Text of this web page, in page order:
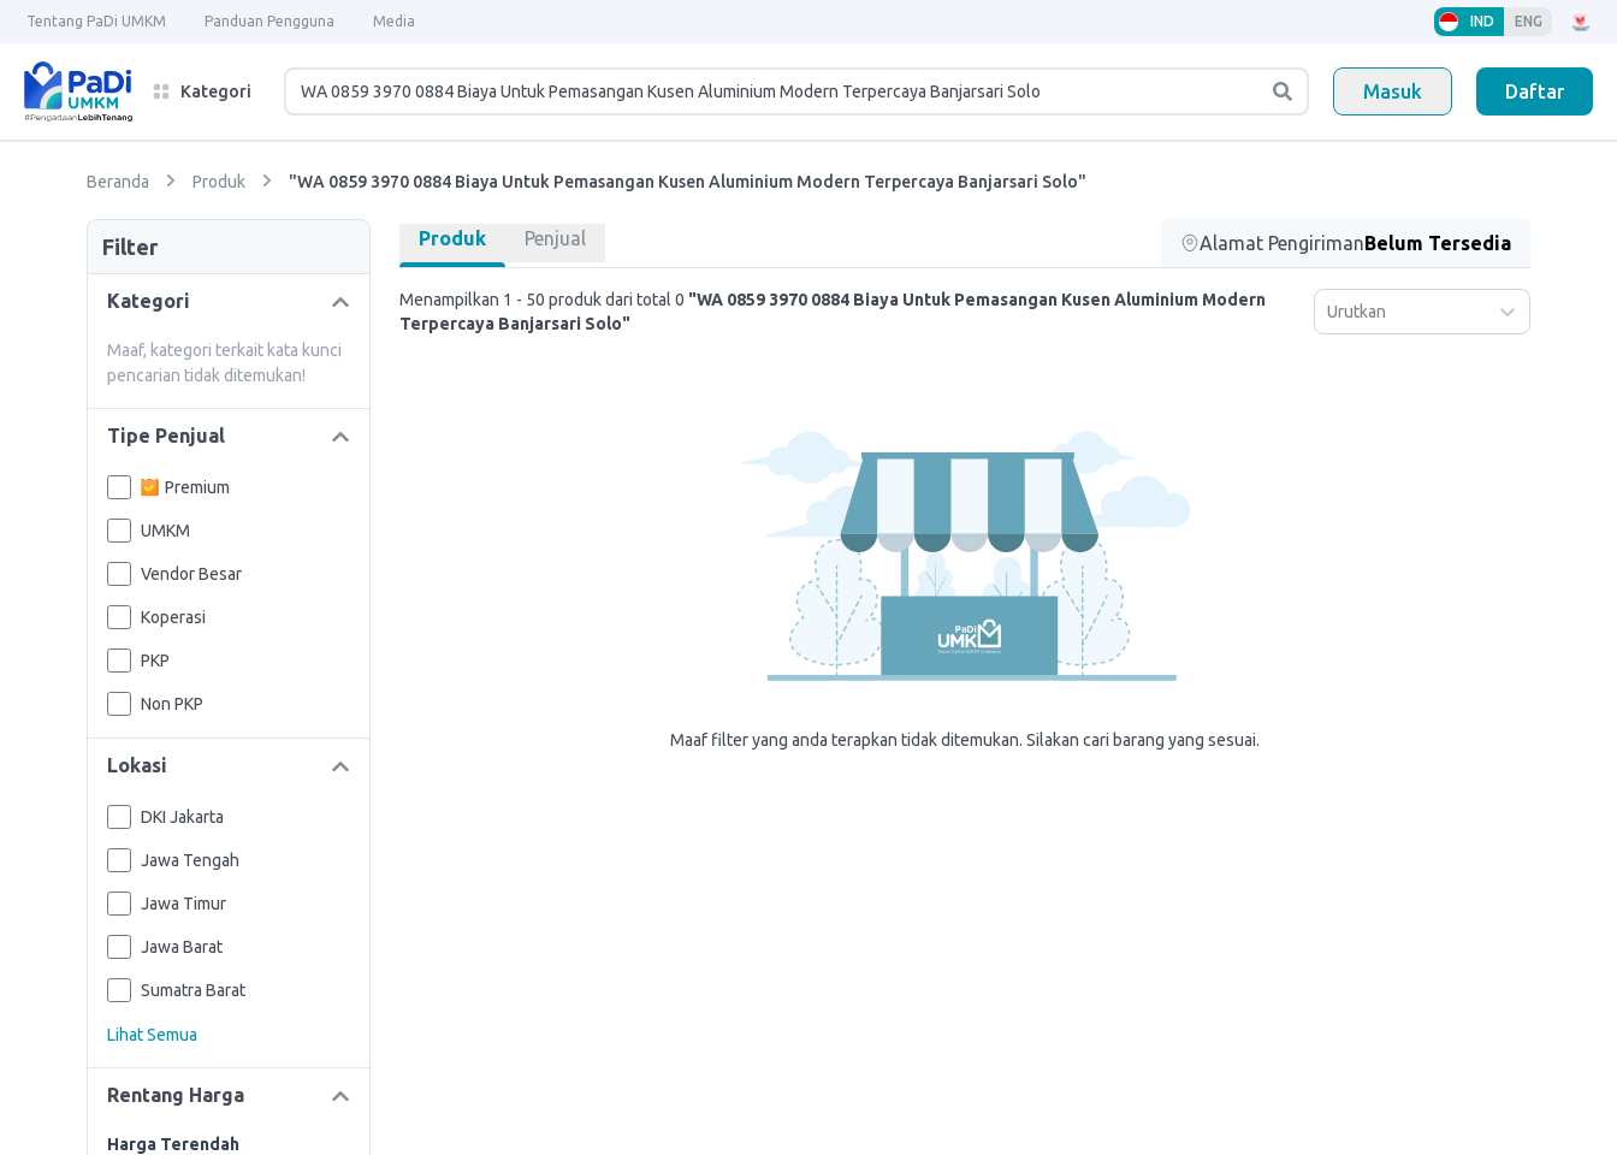
Tentang PaDi UMKM Panduan Pengguna Media IND ENG
Kategori Masuk Daftar
Beranda Produk "WA 0859 3970 0884 Biaya Untuk Pemasangan Kusen Aluminium Modern Terpercaya Banjarsari Solo"
Filter
Kategori
Maaf, kategori terkait kata kunci
pencarian tidak ditemukan!
Tipe Penjual
Premium
UMKM
Vendor Besar
Koperasi
PKP
Non PKP
Lokasi
DKI Jakarta
Jawa Tengah
Jawa Timur
Jawa Barat
Sumatra Barat
Lihat Semua
Rentang Harga
Harga Terendah
Produk Penjual Alamat PengirimanBelum Tersedia
Menampilkan 1 - 50 produk dari total 0 "WA 0859 3970 0884 Biaya Untuk Pemasangan Kusen Aluminium Modern
Terpercaya Banjarsari Solo"
Urutkan
Maaf filter yang anda terapkan tidak ditemukan. Silakan cari barang yang sesuai.